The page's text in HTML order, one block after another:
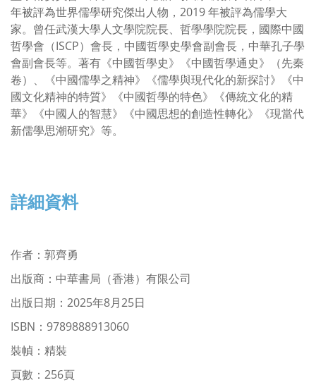
年被評為世界儒學研究傑出人物，2019 年被評為儒學大
家。曾任武漢大學人文學院院長、哲學學院院長，國際中國
哲學會（ISCP）會長，中國哲學史學會副會長，中華孔子學
會副會長等。著有《中國哲學史》《中國哲學通史》（先秦
卷）、《中國儒學之精神》《儒學與現代化的新探討》《中
國文化精神的特質》《中國哲學的特色》《傳統文化的精
華》《中國人的智慧》《中國思想的創造性轉化》《現當代
新儒學思潮研究》等。
詳細資料
作者 ： 郭齊勇
出版商：中華書局（香港）有限公司
出版日期：2025年8月25日
ISBN：9789888913060
裝幀：精裝
頁數：256頁